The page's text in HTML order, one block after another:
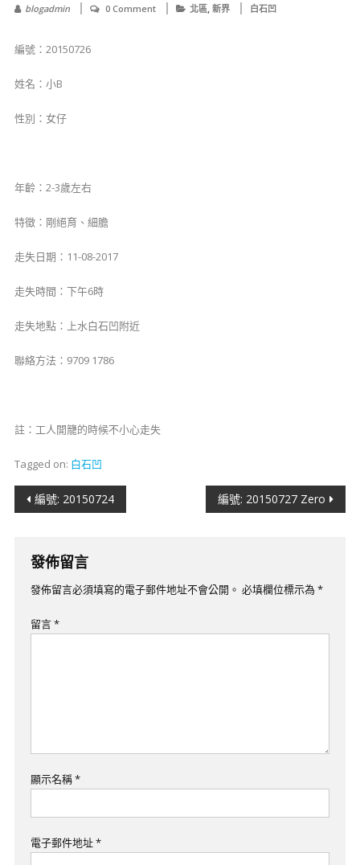
blogadmin 0 Comment 北區, 新界 白石凹
編號：20150726
姓名：小B
性別：女仔
年齡：2-3歲左右
特徵：剛絕育、細膽
走失日期：11-08-2017
走失時間：下午6時
走失地點：上水白石凹附近
聯絡方法：9709 1786
註：工人開籠的時候不小心走失
Tagged on: 白石凹
文
導
覽
編號: 20150724 ​編號: 20150727 Zero
發佈留言
發佈留言必須填寫的電子郵件地址不會公開。 必填欄位標示為 *
留言*
顯示名稱*
電子郵件地址*